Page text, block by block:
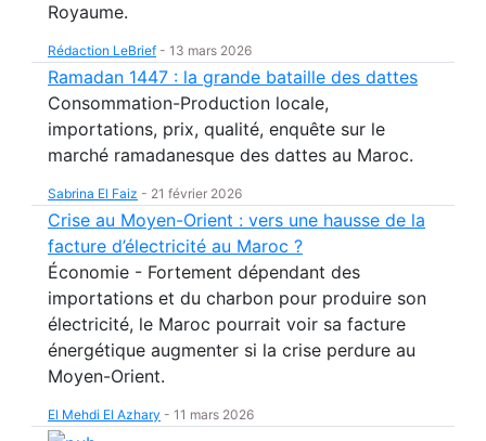
Royaume.
Rédaction LeBrief - 13 mars 2026
Ramadan 1447 : la grande bataille des dattes
Consommation-Production locale,
importations, prix, qualité, enquête sur le
marché ramadanesque des dattes au Maroc.
Sabrina El Faiz - 21 février 2026
Crise au Moyen-Orient : vers une hausse de la
facture d’électricité au Maroc ?
Économie - Fortement dépendant des
importations et du charbon pour produire son
électricité, le Maroc pourrait voir sa facture
énergétique augmenter si la crise perdure au
Moyen-Orient.
El Mehdi El Azhary - 11 mars 2026